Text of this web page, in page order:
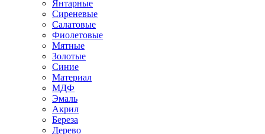
Янтарные
Сиреневые
Салатовые
Фиолетовые
Мятные
Золотые
Синие
Материал
МДФ
Эмаль
Акрил
Береза
Дерево